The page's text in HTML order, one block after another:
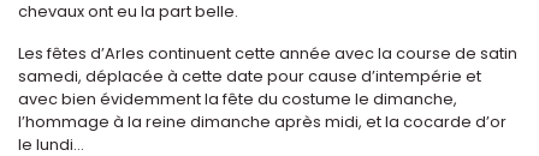
chevaux ont eu la part belle.
Les fêtes d’Arles continuent cette année avec la course de satin
samedi, déplacée à cette date pour cause d’intempérie et
avec bien évidemment la fête du costume le dimanche,
l’hommage à la reine dimanche après midi, et la cocarde d’or
le lundi...